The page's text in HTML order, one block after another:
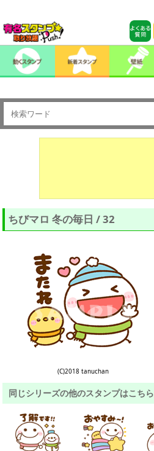
ちびマロ 冬の毎日 / 32
(C)2018 tanuchan
同じシリーズの他のスタンプはこちら